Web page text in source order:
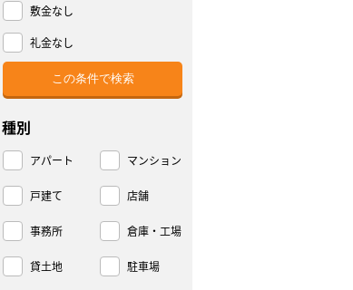
敷金なし
礼金なし
種別
アパート マンション
戸建て 店舗
事務所 倉庫・工場
貸土地 駐車場